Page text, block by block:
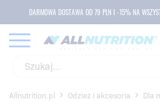
DARMOWA DOSTAWA OD 79 PLN I -15% NA
Allnutrition.pl Odzież i akcesoria Dla